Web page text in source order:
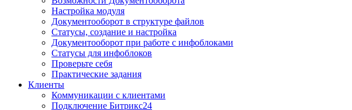
Настройка модуля
Документооборот в структуре файлов
Статусы, создание и настройка
Документооборот при работе с инфоблоками
Статусы для инфоблоков
Проверьте себя
Практические задания
Клиенты
Коммуникации с клиентами
Подключение Битрикс24